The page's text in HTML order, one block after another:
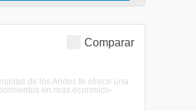
Comparar
de los Andes te ofrece una
en reas econmico-